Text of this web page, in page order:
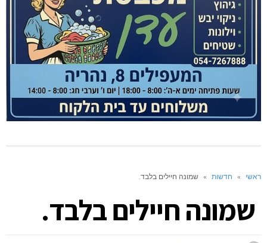
ראשי » חדשות » שמונה חיילים בלבד.
שמונה חיילים בלבד.